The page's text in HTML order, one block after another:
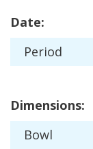
Date:
Period
Dimensions:
Bowl